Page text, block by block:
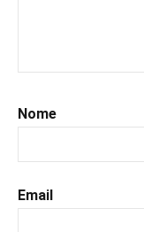
#romantic,
#uncuoretrailibri
Nome
Email